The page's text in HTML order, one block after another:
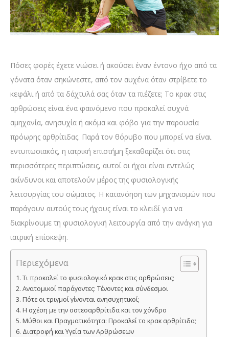
Πόσες φορές έχετε νιώσει ή ακούσει έναν έντονο ήχο από τα
γόνατα όταν σηκώνεστε, από τον αυχένα όταν στρίβετε το
κεφάλι ή από τα δάχτυλά σας όταν τα πιέζετε; Το κρακ στις
αρθρώσεις είναι ένα φαινόμενο που προκαλεί συχνά
αμηχανία, ανησυχία ή ακόμα και φόβο για την παρουσία
πρόωρης αρθρίτιδας. Παρά τον θόρυβο που μπορεί να είναι
εντυπωσιακός, η ιατρική επιστήμη ξεκαθαρίζει ότι στις
περισσότερες περιπτώσεις, αυτοί οι ήχοι είναι εντελώς
ακίνδυνοι και αποτελούν μέρος της φυσιολογικής
λειτουργίας του σώματος. Η κατανόηση των μηχανισμών που
παράγουν αυτούς τους ήχους είναι το κλειδί για να
διακρίνουμε τη φυσιολογική λειτουργία από την ανάγκη για
ιατρική επίσκεψη.
Περιεχόμενα
Τι προκαλεί το φυσιολογικό κρακ στις αρθρώσεις;
Ανατομικοί παράγοντες: Τένοντες και σύνδεσμοι
Πότε οι τριγμοί γίνονται ανησυχητικοί;
Η σχέση με την οστεοαρθρίτιδα και τον χόνδρο
Μύθοι και Πραγματικότητα: Προκαλεί το κρακ αρθρίτιδα;
Διατροφή και Υγεία των Αρθρώσεων